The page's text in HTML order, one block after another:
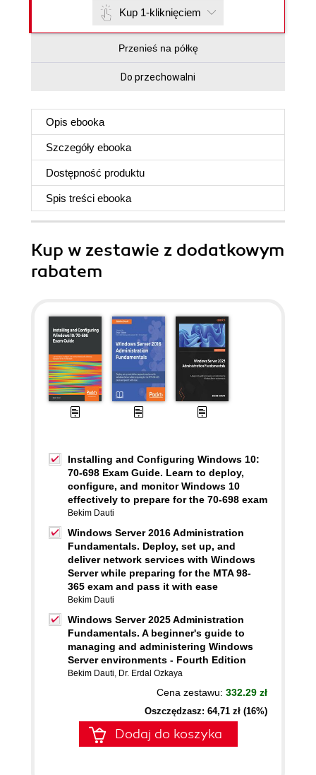
Kup 1-kliknięciem
Przenieś na półkę
Do przechowalni
Opis ebooka
Szczegóły ebooka
Dostępność produktu
Spis treści ebooka
Kup w zestawie z dodatkowym
rabatem
Installing and Configuring Windows 10:
70-698 Exam Guide. Learn to deploy,
configure, and monitor Windows 10
effectively to prepare for the 70-698 exam
Bekim Dauti
Windows Server 2016 Administration
Fundamentals. Deploy, set up, and
deliver network services with Windows
Server while preparing for the MTA 98-
365 exam and pass it with ease
Bekim Dauti
Windows Server 2025 Administration
Fundamentals. A beginner's guide to
managing and administering Windows
Server environments - Fourth Edition
Bekim Dauti, Dr. Erdal Ozkaya
Cena zestawu: 332.29 zł
Oszczędzasz: 64,71 zł (16%)
Dodaj do koszyka